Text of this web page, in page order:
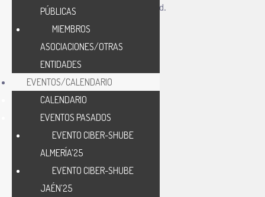
Rights Reserved.
PÚBLICAS
MIEMBROS
ASOCIACIONES/OTRAS
ENTIDADES
EVENTOS/CALENDARIO
CALENDARIO
EVENTOS PASADOS
EVENTO CIBER-SHUBE
ALMERÍA’25
EVENTO CIBER-SHUBE
JAÉN’25